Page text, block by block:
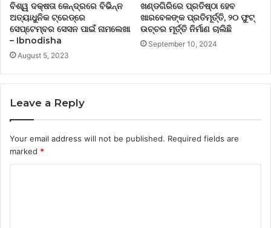
ବିଶ୍ୱ ଦକ୍ଷତା କେନ୍ଦ୍ରରେ ବିଭିନ୍ନ
ଅତ୍ୟାଧୁନିକ ଟ୍ରେଡ୍‌ରେ
ସେପ୍ଟେମ୍ବର ସେସନ ପାଇଁ ନାମଲେଖା
– Ibnodisha
August 5, 2023
ଖଣ୍ଡଗିରିରେ ପ୍ରତିଷ୍ଠା ହେବ
ଖାରବେଳଙ୍କ ପ୍ରତିମୂର୍ତ୍ତି, ୨୦ ଫୁଟ୍‌
ଉଚ୍ଚର ମୂର୍ତ୍ତି ନିର୍ମାଣ ଚାଲିଛି
September 10, 2024
Leave a Reply
Your email address will not be published. Required fields are
marked *